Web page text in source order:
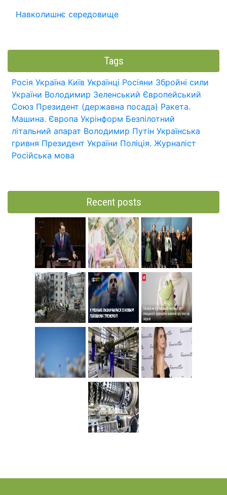
Навколишнє середовище
Tags
Росія Україна Київ Українці Росіяни Збройні сили
України Володимир Зеленський Європейський
Союз Президент (державна посада) Ракета.
Машина. Європа Укрінформ Безпілотний
літальний апарат Володимир Путін Українська
гривня Президент України Поліція. Журналіст
Російська мова
Recent posts